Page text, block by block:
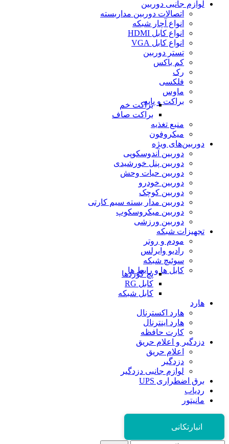
لوازم جانبی دوربین
اتصالات دوربین مداربسته
انواع آچار شبکه
انواع کابل HDMI
انواع کابل VGA
تستر دوربین
کم باکس
رک
فلکسی
ماوس
براکت و پایهبراکت خم
براکت صاف
منبع تغذیه
میکروفون
دوربین‌های ویژه
دوربین آندوسکوپی
دوربین پنل خورشیدی
دوربین حیات وحش
دوربین خودرو
دوربین کوچک
دوربین مدار بسته سیم کارتی
دوربین میکروسکوپ
دوربین ورزشی
تجهیزات شبکه
مودم و روتر
رادیو وایرلس
سوئیچ شبکه
کابل ها و رابط ها
پچ کوردها
کابل RG
کابل شبکه
هارد
هارد اکسترنال
هارد اینترنال
کارت حافظه
دزدگیر و اعلام حریق
اعلام حریق
دزدگیر
لوازم جانبی دزدگیر
برق اضطراری UPS
ردیاب
مانیتور
انبارتکانی